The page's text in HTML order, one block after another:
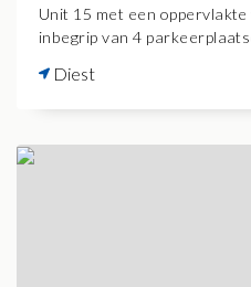
Unit 15 met een
inbegrip van 4
Diest